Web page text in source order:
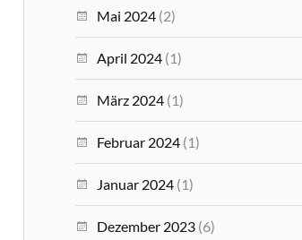
Mai 2024 (2)
April 2024 (1)
März 2024 (1)
Februar 2024 (1)
Januar 2024 (1)
Dezember 2023 (6)